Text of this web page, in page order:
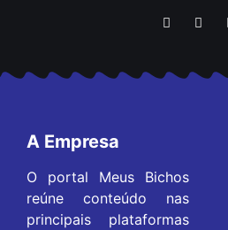
A Empresa
O portal Meus Bichos
reúne conteúdo nas
principais plataformas